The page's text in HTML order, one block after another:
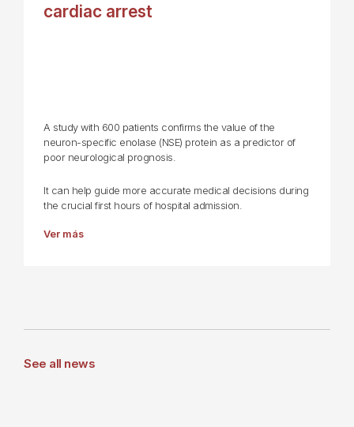
cardiac arrest
A study with 600 patients confirms the value of the
neuron-specific enolase (NSE) protein as a predictor of
poor neurological prognosis.
It can help guide more accurate medical decisions during
the crucial first hours of hospital admission.
Ver más
See all news